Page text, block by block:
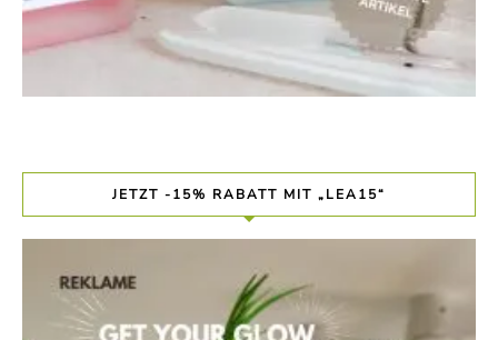
JETZT -15% RABATT MIT „LEA15“